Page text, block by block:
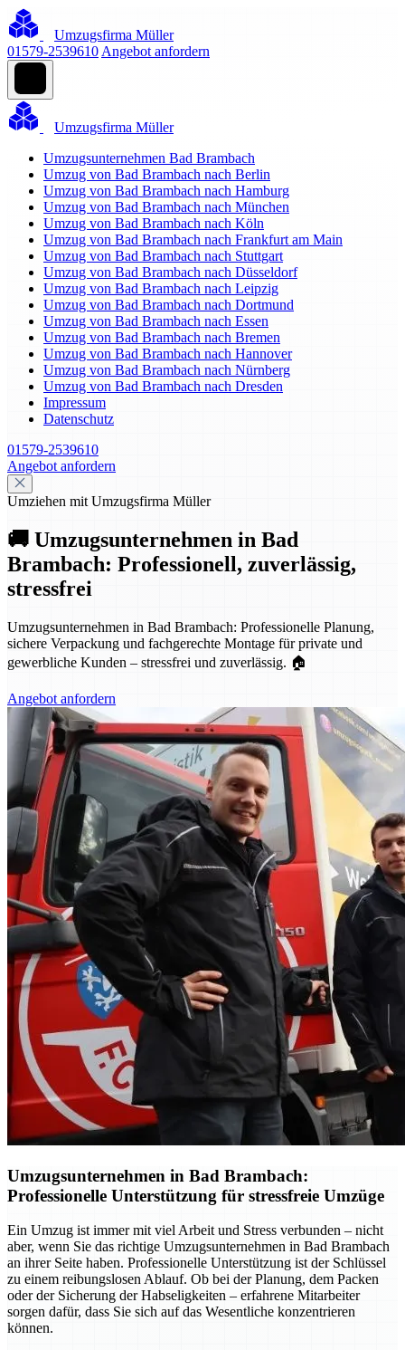
Umzugsfirma Müller
01579-2539610 Angebot anfordern
Umzugsfirma Müller
Umzugsunternehmen Bad Brambach
Umzug von Bad Brambach nach Berlin
Umzug von Bad Brambach nach Hamburg
Umzug von Bad Brambach nach München
Umzug von Bad Brambach nach Köln
Umzug von Bad Brambach nach Frankfurt am Main
Umzug von Bad Brambach nach Stuttgart
Umzug von Bad Brambach nach Düsseldorf
Umzug von Bad Brambach nach Leipzig
Umzug von Bad Brambach nach Dortmund
Umzug von Bad Brambach nach Essen
Umzug von Bad Brambach nach Bremen
Umzug von Bad Brambach nach Hannover
Umzug von Bad Brambach nach Nürnberg
Umzug von Bad Brambach nach Dresden
Impressum
Datenschutz
01579-2539610
Angebot anfordern
Umziehen mit Umzugsfirma Müller
🚚 Umzugsunternehmen in Bad
Brambach: Professionell, zuverlässig,
stressfrei
Umzugsunternehmen in Bad Brambach: Professionelle Planung,
sichere Verpackung und fachgerechte Montage für private und
gewerbliche Kunden – stressfrei und zuverlässig. 🏠
Angebot anfordern
Umzugsunternehmen in Bad Brambach:
Professionelle Unterstützung für stressfreie Umzüge
Ein Umzug ist immer mit viel Arbeit und Stress verbunden – nicht
aber, wenn Sie das richtige Umzugsunternehmen in Bad Brambach
an ihrer Seite haben. Professionelle Unterstützung ist der Schlüssel
zu einem reibungslosen Ablauf. Ob bei der Planung, dem Packen
oder der Sicherung der Habseligkeiten – erfahrene Mitarbeiter
sorgen dafür, dass Sie sich auf das Wesentliche konzentrieren
können.